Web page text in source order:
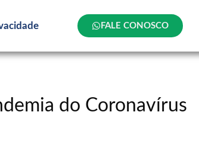
FALE CONOSCO
do Coronavírus